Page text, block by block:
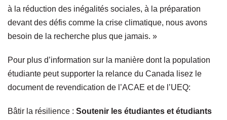
à la réduction des inégalités sociales, à la préparation
devant des défis comme la crise climatique, nous avons
besoin de la recherche plus que jamais. »
Pour plus d’information sur la manière dont la population
étudiante peut supporter la relance du Canada lisez le
document de revendication de l’ACAE et de l’UEQ:
Bâtir la résilience : Soutenir les étudiantes et étudiants